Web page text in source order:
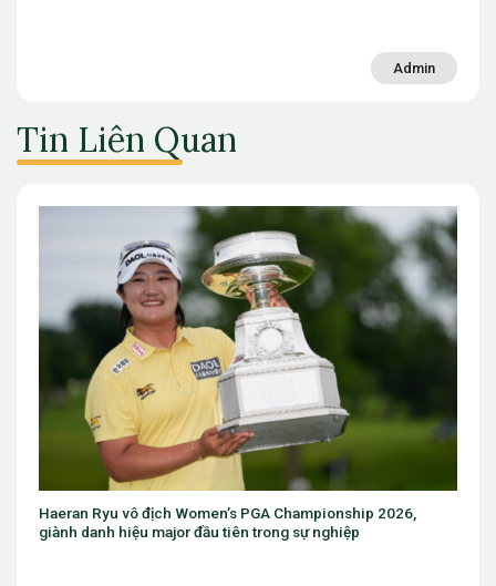
Admin
Tin Liên Quan
PGA Championship 2026,
tiên trong sự nghiệp
Eugenio Chacarra thắng
The Open